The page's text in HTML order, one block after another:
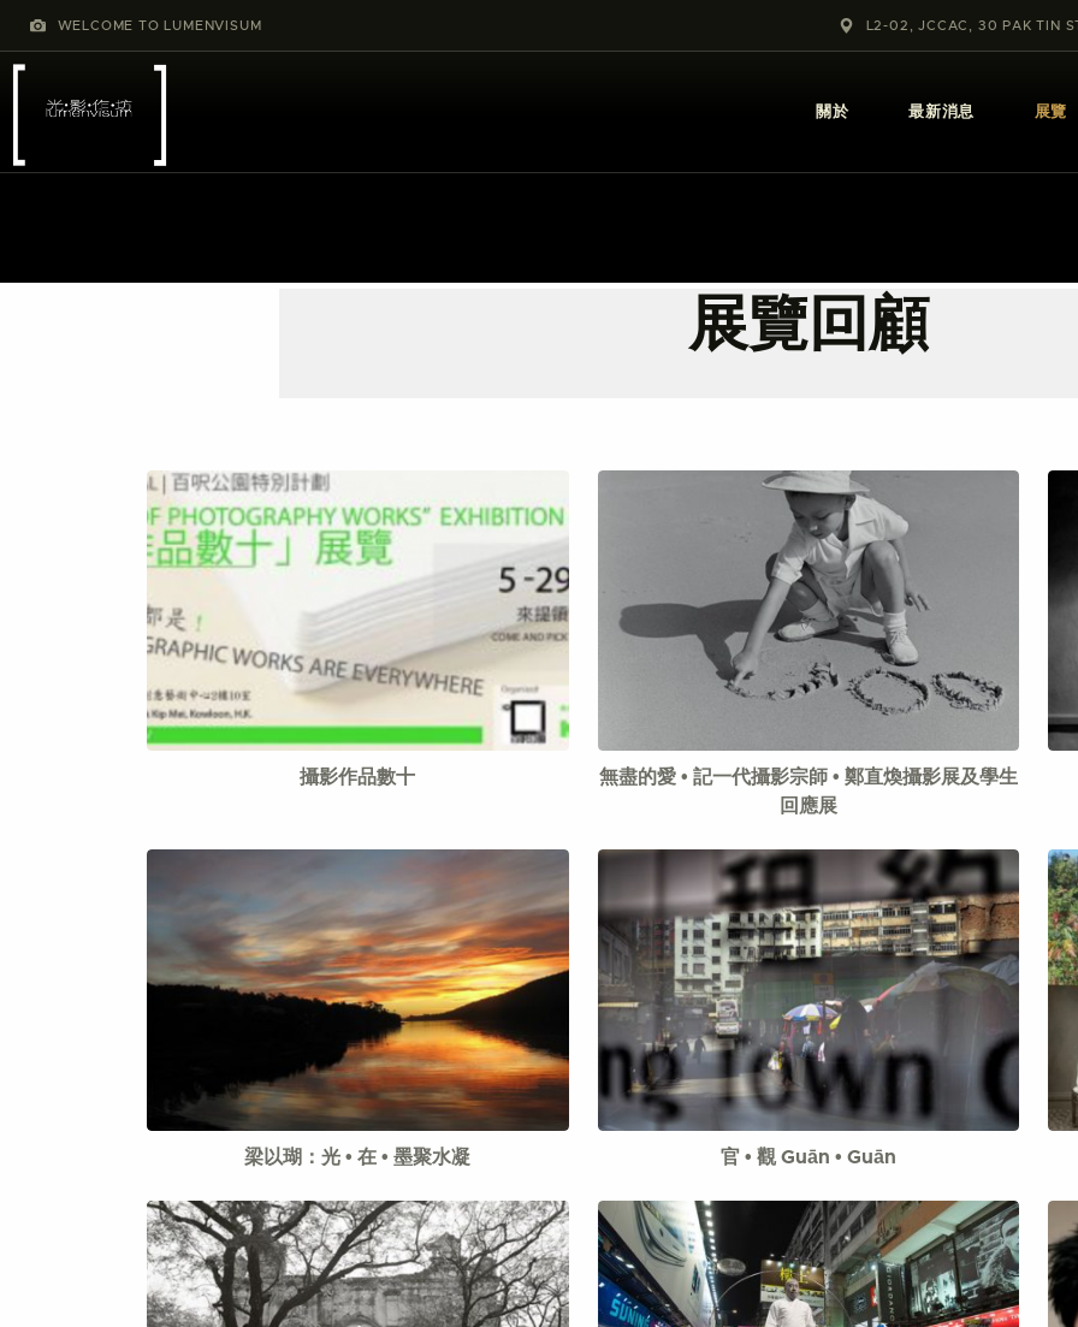
WELCOME TO LUMENVISUM L2-02, JCCAC, 30 PAK TIN
關於 最新消息 展覽
展覽回顧
展覽
學校課程
攝影作品數十
無盡的愛 • 記一代攝影宗師 • 鄭直煥攝影展及學生
回應展
梁以瑚：光 • 在 • 墨聚水凝 官 • 觀 Guān • Guān